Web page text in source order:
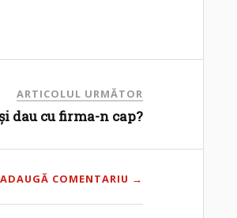
ARTICOLUL URMĂTOR
dau cu firma-n cap?
ADAUGĂ COMENTARIU →